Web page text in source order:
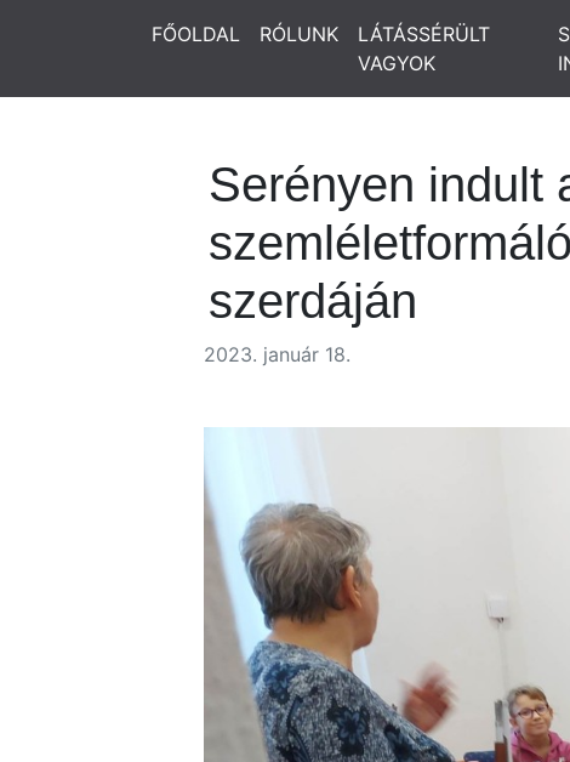
FŐOLDAL RÓLUNK
LÁTÁSSÉRÜLT
VAGYOK
Serényen indult
szerdáján
2023. január 18.